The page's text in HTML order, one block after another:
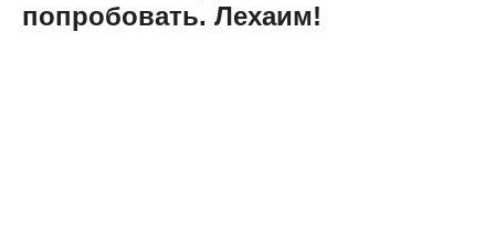
попробовать. Лехаим!